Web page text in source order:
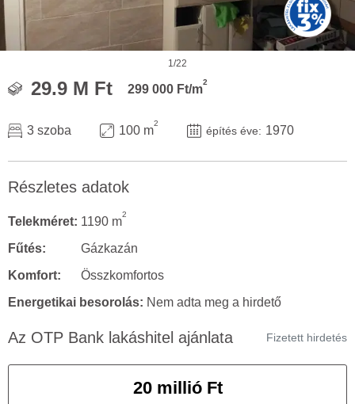
1/22
29.9 M Ft 299 000 Ft/m
2
3 szoba 100 m
2
építés éve: 1970
Részletes adatok
Telekméret: 1190 m
2
Fűtés:
Gázkazán
Komfort:
Összkomfortos
Energetikai besorolás: Nem adta meg a hirdető
Az OTP Bank lakáshitel ajánlata Fizetett hirdetés
20 millió Ft